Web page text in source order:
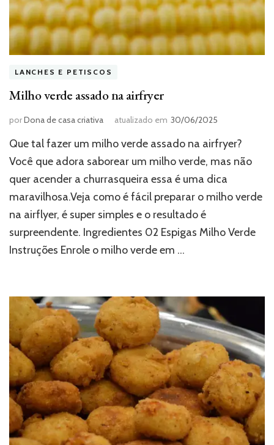
LANCHES E PETISCOS
Milho verde assado na airfryer
porDona de casa criativa atualizado em 30/06/2025
Que tal fazer um milho verde assado na airfryer?
Você que adora saborear um milho verde, mas não
quer acender a churrasqueira essa é uma dica
maravilhosa.Veja como é fácil preparar o milho verde
na airflyer, é super simples e o resultado é
surpreendente. Ingredientes 02 Espigas Milho Verde
Instruções Enrole o milho verde em …